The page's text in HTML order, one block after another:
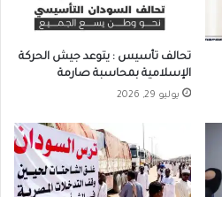
تحالف تأسيس : يتوعد جيش الحركة
الإسلامية بمحاسبة صارمة
يوليو 29, 2026